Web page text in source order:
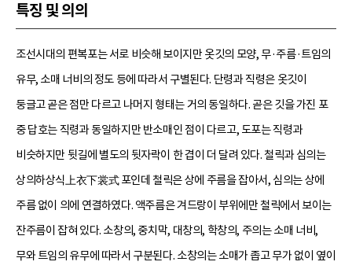
특징 및 의의
조선시대의 편복포는 서로 비슷해 보이지만 옷깃의 모양, 무·주름·트임의
유무, 소매 너비의 정도 등에 따라서 구별된다. 단령과 직령은 옷깃이
둥글고 곧은 점만 다르고 나머지 형태는 거의 동일하다. 곧은 깃을 가진 포
중 답호는 직령과 동일하지만 반소매인 점이 다르고, 도포는 직령과
비슷하지만 뒷길에 별도의 뒷자락이 한 겹이 더 달려 있다. 철릭과 심의는
상의하상식上衣下裳式 포인데 철릭은 상에 주름을 잡아서, 심의는 상에
주름 없이 의에 연결하였다. 액주름은 겨드랑이 부위에만 철릭에서 보이는
잔주름이 잡혀 있다. 소창의, 중치막, 대창의, 학창의, 주의는 소매 너비,
무와 트임의 유무에 따라서 구분된다. 소창의는 소매가 좁고 무가 없이 옆이